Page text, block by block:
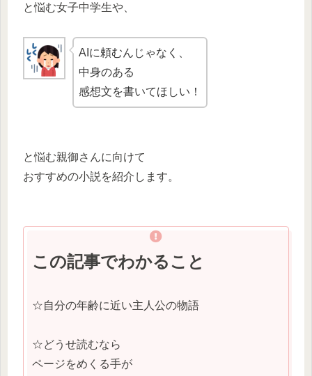
と悩む女子中学生や、
AIに頼むんじゃなく、
中身のある
感想文を書いてほしい！
と悩む親御さんに向けて
おすすめの小説を紹介します。
この記事でわかること
☆自分の年齢に近い主人公の物語
☆どうせ読むなら
ページをめくる手が